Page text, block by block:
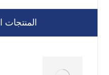
المنتجات